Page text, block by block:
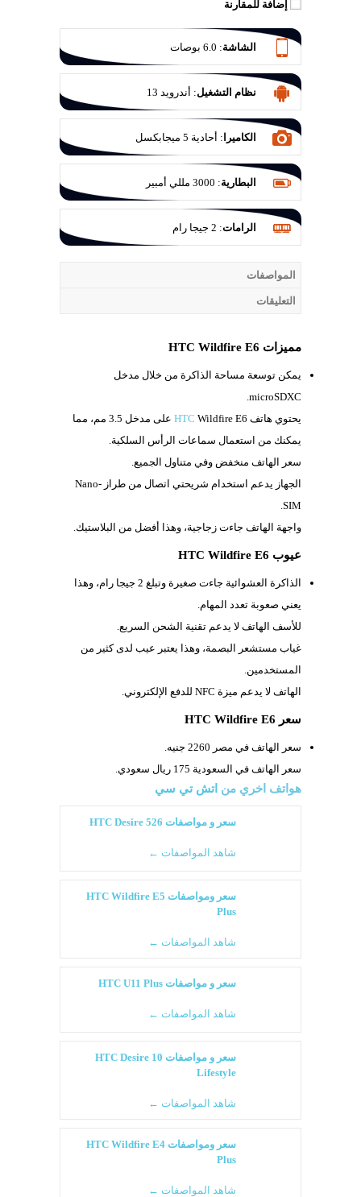
إضافة للمقارنة
الشاشة: ‎6.0‎ بوصات
نظام التشغيل: أندرويد 13
الكاميرا : أحادية 5 ميجابكسل
البطارية: ‎3000‎ مللي أمبير
الرامات: 2 جيجا رام
المواصفات
التعليقات
مميزات HTC Wildfire E6
يمكن توسعة مساحة الذاكرة من خلال مدخل
microSDXC.
يحتوي هاتف
HTC Wildfire E6 على مدخل
3.5 مم، مما
يمكنك من استعمال سماعات الرأس السلكية.
سعر الهاتف منخفض وفي متناول الجميع.
الجهاز يدعم استخدام شريحتي اتصال من طراز Nano-
SIM.
واجهة الهاتف جاءت زجاجية، وهذا أفضل من البلاستيك.
عيوب HTC Wildfire E6
الذاكرة العشوائية جاءت صغيرة وتبلغ 2 جيجا رام، وهذا
يعني صعوبة تعدد المهام.
للأسف الهاتف لا يدعم تقنية الشحن السريع.
غياب مستشعر البصمة، وهذا يعتبر عيب لدى كثير من
المستخدمين.
الهاتف لا يدعم ميزة NFC للدفع الإلكتروني.
سعر HTC Wildfire E6
سعر الهاتف في مصر 2260 جنيه.
سعر الهاتف في السعودية 175 ريال سعودي.
هواتف اخري من اتش تي سي
سعر و مواصفات HTC Desire 526
شاهد المواصفات ←
سعر ومواصفات HTC Wildfire E5
Plus
شاهد المواصفات ←
سعر و مواصفات HTC U11 Plus
شاهد المواصفات ←
سعر و مواصفات HTC Desire 10
Lifestyle
شاهد المواصفات ←
سعر ومواصفات HTC Wildfire E4
Plus
شاهد المواصفات ←